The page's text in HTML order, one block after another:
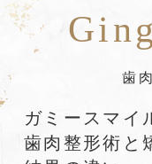
歯
ガミースマイ
歯肉整形術と